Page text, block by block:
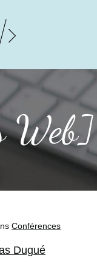
Conférences
Dugué